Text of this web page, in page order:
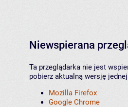
Niewspierana
Ta przeglądarka nie jest
pobierz aktualną wersję
Mozilla Firefox
Google Chrome